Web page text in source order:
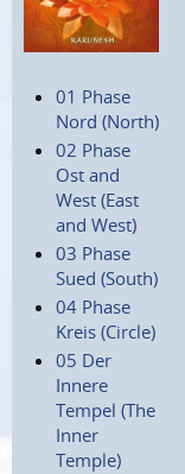
01 Phase
Nord (North)
02 Phase
Ost and
West (East
and West)
03 Phase
Sued (South)
04 Phase
Kreis (Circle)
05 Der
Innere
Tempel (The
Inner
Temple)